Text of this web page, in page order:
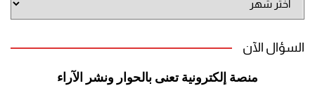
الموقع
السؤال الآن
منصة إلكترونية تعنى بالحوار ونشر الآراء